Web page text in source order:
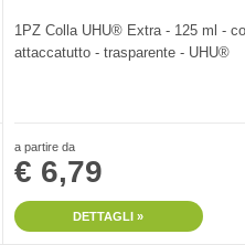
1PZ Colla UHU® Extra - 125 ml -
attaccatutto - trasparente - UHU®
a partire da
€ 6,79
DETTAGLI »